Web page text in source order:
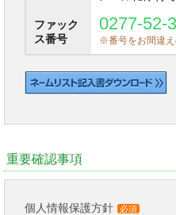
ファック
ス番号
0277-52-
※番号をお間違
重要確認事項
個人情報保護方針 必須